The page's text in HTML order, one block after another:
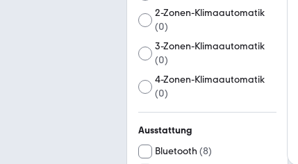
2-Zonen-Klimaautomatik
(0)
3-Zonen-Klimaautomatik
(0)
4-Zonen-Klimaautomatik
(0)
Ausstattung
Bluetooth (8)